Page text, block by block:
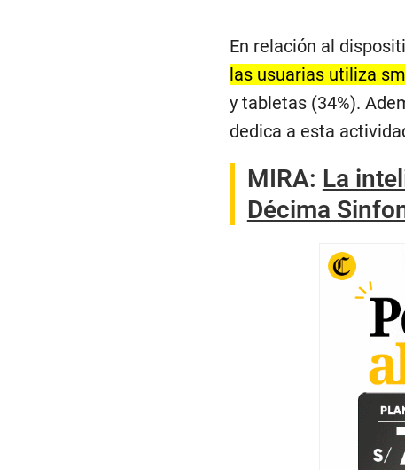
En relación al
las usuarias utiliza
y tabletas (34%).
dedica a esta
MIRA: La
Décima